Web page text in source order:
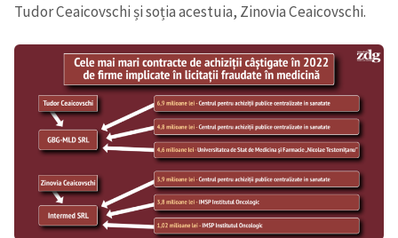
Tudor Ceaicovschi și soția acestuia, Zinovia Ceaicovschi.